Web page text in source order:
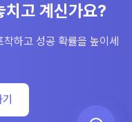
치고 계신가요?
하고 성공 확률을 높이세